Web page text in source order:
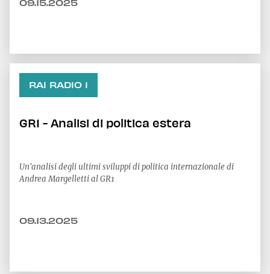
09.15.2025
RAI RADIO 1
GR1 - Analisi di politica estera
Un'analisi degli ultimi sviluppi di politica internazionale di
Andrea Margelletti al GR1
09.13.2025